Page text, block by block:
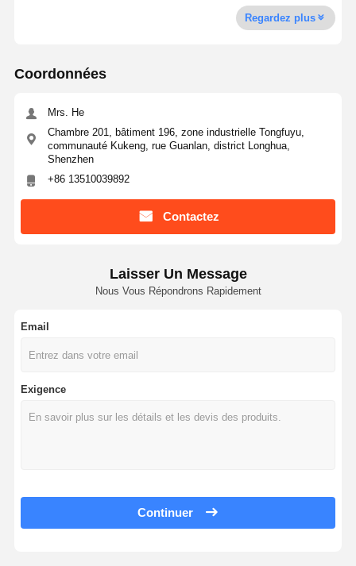
Regardez plus
Coordonnées
Mrs. He
Chambre 201, bâtiment 196, zone industrielle Tongfuyu,
communauté Kukeng, rue Guanlan, district Longhua,
Shenzhen
+86 13510039892
Contactez
Laisser Un Message
Nous Vous Répondrons Rapidement
Email
Exigence
Continuer